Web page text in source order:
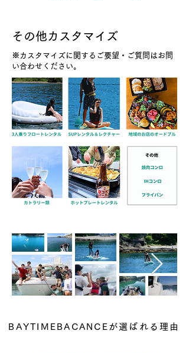
その他カスタマイズ
​※カスタマイズに関するご要望・ご質問はお問
い合わせください。
​​BAYTIMEBACANCEが選ばれる理由